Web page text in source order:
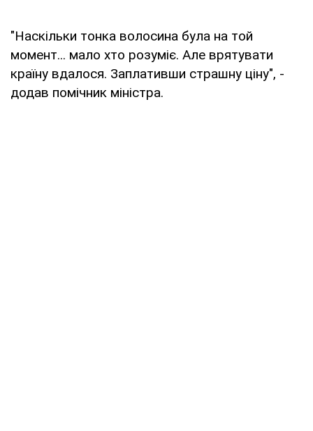
"Наскільки тонка волосина була на той
момент... мало хто розуміє. Але врятувати
країну вдалося. Заплативши страшну ціну", -
додав помічник міністра.